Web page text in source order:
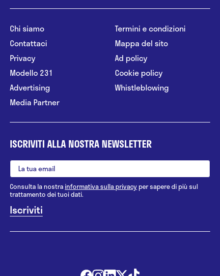
Chi siamo
Contattaci
Privacy
Modello 231
Advertising
Media Partner
Termini e condizioni
Mappa del sito
Ad policy
Cookie policy
Whistleblowing
ISCRIVITI ALLA NOSTRA NEWSLETTER
Consulta la nostrainformativa sulla privacy per sapere di più sul
trattamento dei tuoi dati.